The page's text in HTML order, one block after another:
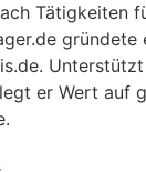
Tätigkeiten
er Wert auf